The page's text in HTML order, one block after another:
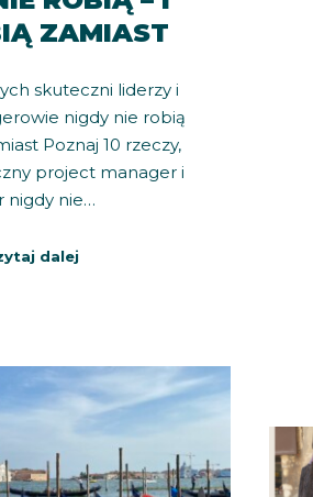
ZAMIAST
skuteczni liderzy i
nigdy nie robią
Poznaj 10 rzeczy,
project manager i
nigdy nie…
dalej